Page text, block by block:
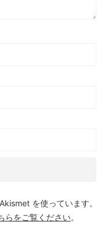
を使っています。
らをご覧ください。